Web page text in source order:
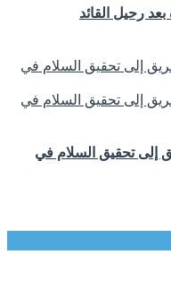
رحيل القائد
إلى تحقيق السلام في